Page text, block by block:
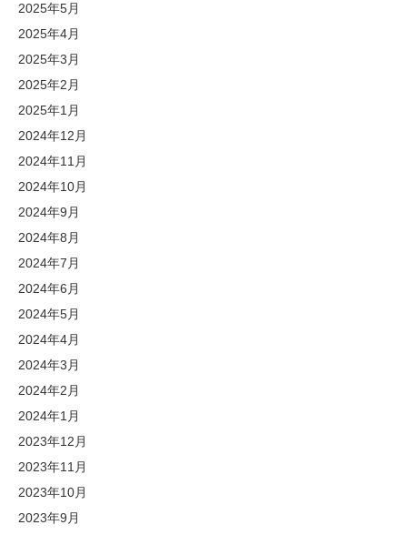
2025年5月
2025年4月
2025年3月
2025年2月
2025年1月
2024年12月
2024年11月
2024年10月
2024年9月
2024年8月
2024年7月
2024年6月
2024年5月
2024年4月
2024年3月
2024年2月
2024年1月
2023年12月
2023年11月
2023年10月
2023年9月